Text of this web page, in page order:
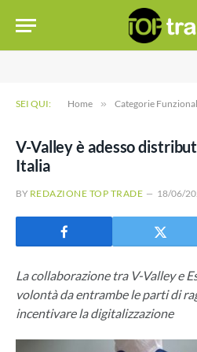
SEI QUI: Home » Categorie
V-Valley è adesso
Italia
BY REDAZIONE TOP TRADE 18/06/
La collaborazione tra V-Valley e
volontà da entrambe le parti di
incentivare la digitalizzazione